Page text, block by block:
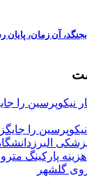
آن زمان، پایان
را
گلشهر